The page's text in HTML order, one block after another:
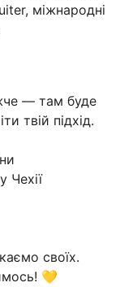
міжнародні
— там буде
твій підхід.
Чехії
своїх.
💛